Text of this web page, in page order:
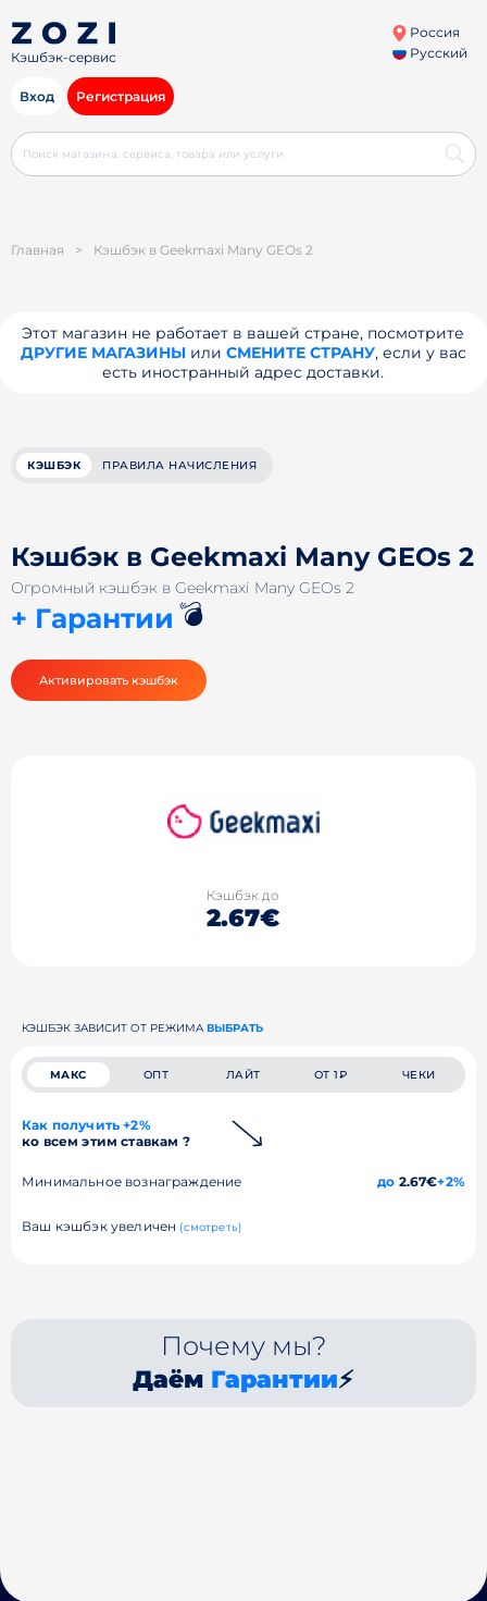
Кэшбэк-сервис
Россия
Русский
Вход Регистрация
Главная > Кэшбэк в Geekmaxi Many GEOs 2
Этот магазин не работает в вашей стране, посмотрите
ДРУГИЕ МАГАЗИНЫили СМЕНИТЕ СТРАНУ, если у вас
есть иностранный адрес доставки.
КЭШБЭК ПРАВИЛА НАЧИСЛЕНИЯ
Кэшбэк в Geekmaxi Many GEOs 2
Огромный кэшбэк в Geekmaxi Many GEOs 2
+ Гарантии 💣
Активировать кэшбэк
Кэшбэк до
2.67€
КЭШБЭК ЗАВИСИТ ОТ РЕЖИМА ВЫБРАТЬ
МАКС ОПТ ЛАЙТ ОТ 1₽ ЧЕКИ
Как получить +2%
ко всем этим ставкам ?
Минимальное вознаграждение до 2.67€+2%
Ваш кэшбэк увеличен (смотреть)
Почему мы?
Даём Гарантии⚡